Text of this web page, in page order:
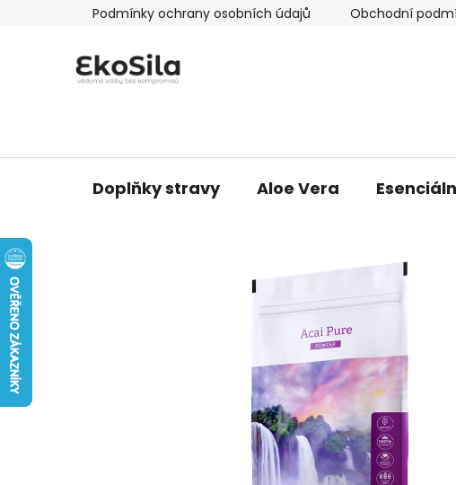
Podmínky ochrany osobních údajů Obchodní
Doplňky stravy Aloe Vera